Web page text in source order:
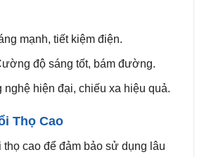
mạnh, tiết kiệm điện.
độ sáng tốt, bám đường.
hiện đại, chiếu xa hiệu quả.
Thọ Cao
cao để đảm bảo sử dụng lâu